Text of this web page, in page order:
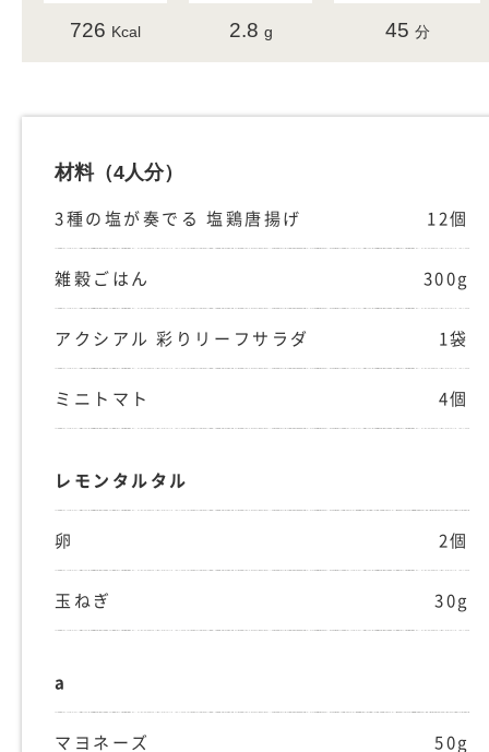
726 Kcal 2.8 g 45 分
材料（4人分）
3種の塩が奏でる 塩鶏唐揚げ 12個
雑穀ごはん 300g
アクシアル 彩りリーフサラダ 1袋
ミニトマト 4個
レモンタルタル
卵 2個
玉ねぎ 30g
a
マヨネーズ 50g